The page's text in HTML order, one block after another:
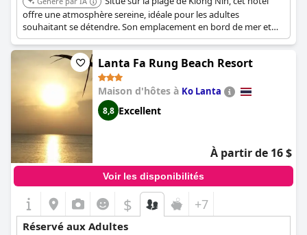
offre une atmosphère sereine, idéale pour les adultes
souhaitant se détendre. Son emplacement en bord de mer et
ses hébergements confortables en font un choix agréable pour
une escapade relaxante.
Lanta Fa Rung Beach Resort
Maison d'hôtes à Ko Lanta
8,8 Excellent
À partir de 16 $
Voir les disponibilités
$ +7
Réservé aux Adultes